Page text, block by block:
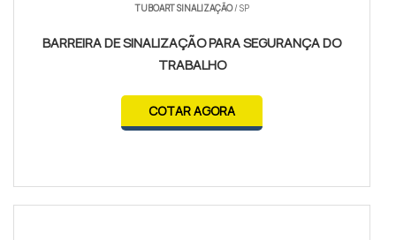
TUBOART SINALIZAÇÃO/ SP
BARREIRA DE SINALIZAÇÃO PARA SEGURANÇA DO
TRABALHO
COTAR AGORA